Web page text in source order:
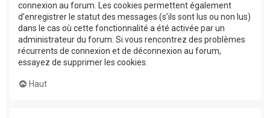
connexion au forum. Les cookies permettent également
d’enregistrer le statut des messages (s’ils sont lus ou non lus)
dans le cas où cette fonctionnalité a été activée par un
administrateur du forum. Si vous rencontrez des problèmes
récurrents de connexion et de déconnexion au forum,
essayez de supprimer les cookies.
Haut